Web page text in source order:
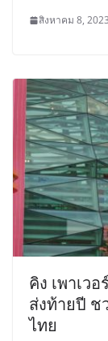
สิงหาคม 8, 2023
คิง เพาเว
ส่งท้ายปี ช
ไทย